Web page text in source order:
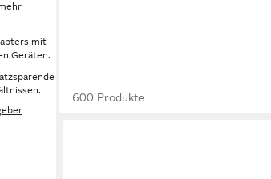
mit
Geräten.
600 Produkte